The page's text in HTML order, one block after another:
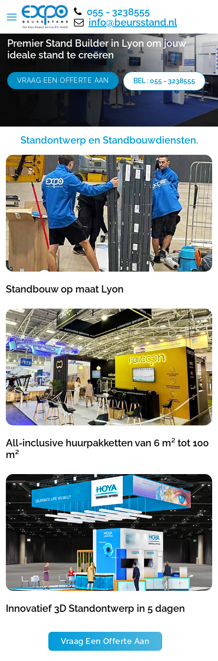
055 - 3238555
info@beursstand.nl
Premier Stand Builder in Lyon om jouw
ideale stand te creëren
VRAAG EEN OFFERTE AAN BEL : 055 - 3238555
Standontwerp en Standbouwdiensten.
Standbouw op maat Lyon
All-inclusive huurpakketten van 6 m² tot 100
m²
Innovatief 3D Standontwerp in 5 dagen
Vraag Een Offerte Aan